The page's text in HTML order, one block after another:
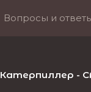
Вопросы и
Катерпиллер -